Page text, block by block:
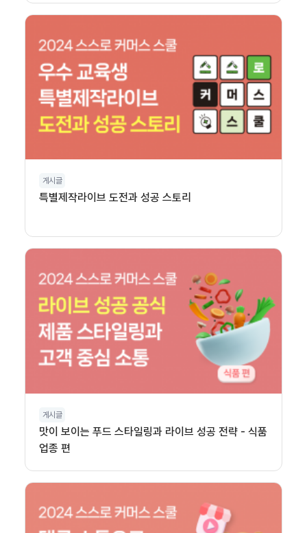
게시글
특별제작라이브 도전과 성공 스토리
게시글
맛이 보이는 푸드 스타일링과 라이브 성공 전략 - 식품
업종 편